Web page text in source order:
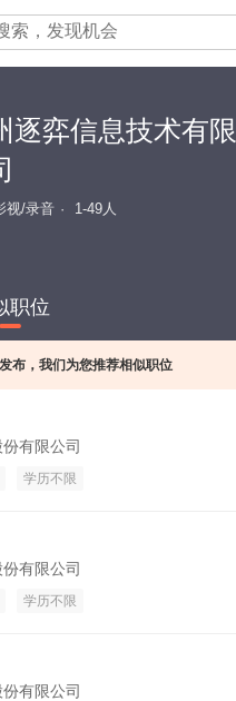
逐弈信息技术有限
视/录音 1-49人
职位
布，我们为您推荐相似职位
有限公司
学历不限
有限公司
学历不限
有限公司